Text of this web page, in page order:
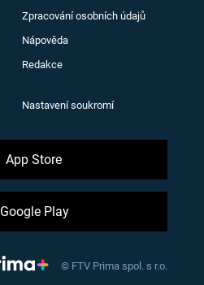
Zpracování osobních údajů
Nápověda
Redakce
Nastavení soukromí
App Store
Google Play
© FTV Prima spol. s r.o.